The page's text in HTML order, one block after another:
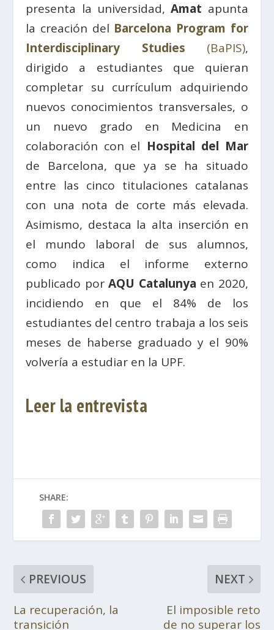
presenta la universidad,Amat apunta
la creación del Barcelona Program for
Interdisciplinary Studies (BaPIS),
dirigido a estudiantes que quieran
completar su currículum adquiriendo
nuevos conocimientos transversales, o
un nuevo grado en Medicina en
colaboración con el Hospital del Mar
de Barcelona, que ya se ha situado
entre las cinco titulaciones catalanas
con una nota de corte más elevada.
Asimismo, destaca la alta inserción en
el mundo laboral de sus alumnos,
como indica el informe externo
publicado porAQU Catalunya en 2020,
incidiendo en que el 84% de los
estudiantes del centro trabaja a los seis
meses de haberse graduado y el 90%
volvería a estudiar en la UPF.
Leer la entrevista
SHARE:
PREVIOUS
La recuperación, la
transición
NEXT
El imposible reto
de no superar los